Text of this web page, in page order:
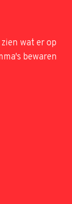
wat er op
bewaren